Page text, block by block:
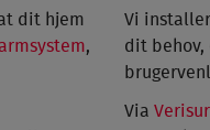
dit hjem
,
Vi
dit behov,
Via